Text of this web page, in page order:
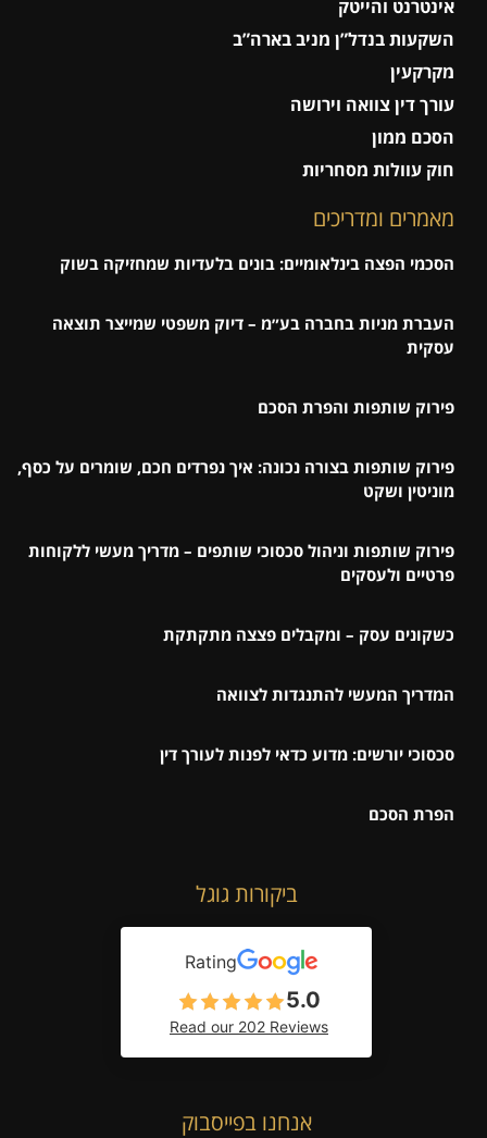
אינטרנט והייטק
השקעות בנדל”ן מניב בארה”ב
מקרקעין
עורך דין צוואה וירושה
הסכם ממון
חוק עוולות מסחריות
מאמרים ומדריכים
הסכמי הפצה בינלאומיים: בונים בלעדיות שמחזיקה בשוק
העברת מניות בחברה בע״מ – דיוק משפטי שמייצר תוצאה
עסקית
פירוק שותפות והפרת הסכם
פירוק שותפות בצורה נכונה: איך נפרדים חכם, שומרים על כסף,
מוניטין ושקט
פירוק שותפות וניהול סכסוכי שותפים – מדריך מעשי ללקוחות
פרטיים ולעסקים
כשקונים עסק – ומקבלים פצצה מתקתקת
המדריך המעשי להתנגדות לצוואה
סכסוכי יורשים: מדוע כדאי לפנות לעורך דין
הפרת הסכם
ביקורות גוגל
Rating
5.0
Read our 202 Reviews
אנחנו בפייסבוק